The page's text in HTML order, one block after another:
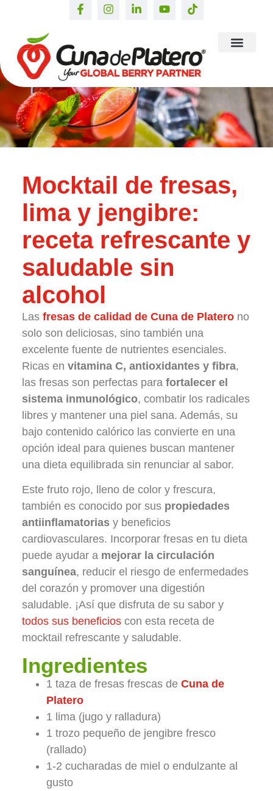
Mocktail de fresas,
lima y jengibre:
receta refrescante y
saludable sin
alcohol
Las fresas de calidad de Cuna de Platerono
solo son deliciosas, sino también una
excelente fuente de nutrientes esenciales.
Ricas en vitamina C, antioxidantes y fibra,
las fresas son perfectas para fortalecer el
sistema inmunológico, combatir los radicales
libres y mantener una piel sana. Además, su
bajo contenido calórico las convierte en una
opción ideal para quienes buscan mantener
una dieta equilibrada sin renunciar al sabor.
Este fruto rojo, lleno de color y frescura,
también es conocido por sus propiedades
antiinflamatoriasy beneficios
cardiovasculares. Incorporar fresas en tu dieta
puede ayudar a mejorar la circulación
sanguínea, reducir el riesgo de enfermedades
del corazón y promover una digestión
saludable. ¡Así que disfruta de su sabor y
todos sus beneficioscon esta receta de
mocktail refrescante y saludable.
Ingredientes
1 taza de fresas frescas de Cuna de
Platero
1 lima (jugo y ralladura)
1 trozo pequeño de jengibre fresco
(rallado)
1-2 cucharadas de miel o endulzante al
gusto